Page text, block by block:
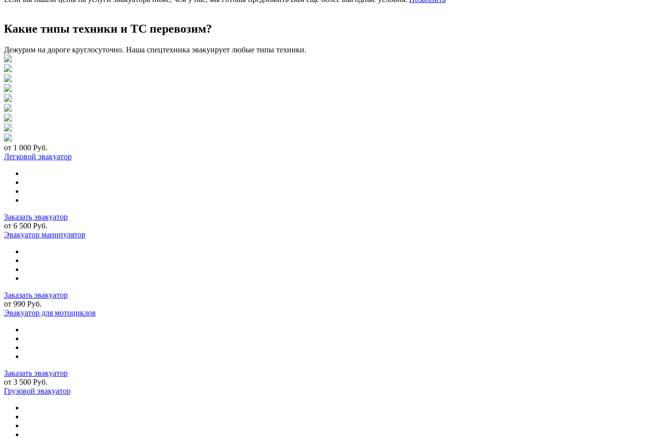
Какие типы техники и ТС перевозим?
Дежурим на дороге круглосуточно. Наша спецтехника эвакуирует любые типы техники.
от 1 000 Руб.
Легковой эвакуатор
Заказать эвакуатор
от 6 500 Руб.
Эвакуатор манипулятор
Заказать эвакуатор
от 990 Руб.
Эвакуатор для мотоциклов
Заказать эвакуатор
от 3 500 Руб.
Грузовой эвакуатор